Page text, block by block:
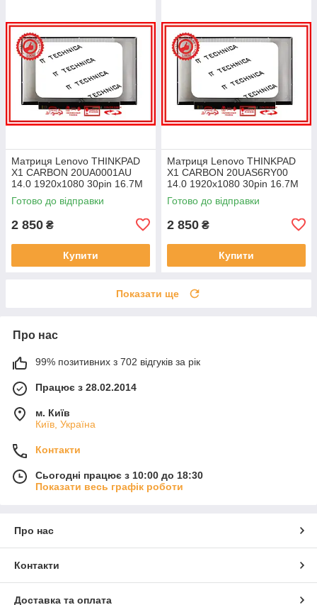
Матриця Lenovo THINKPAD
X1 CARBON 20UA0001AU
14.0 1920x1080 30pin 16.7M
45% NTSC 300 cd/m² для
ноутбука
Готово до відправки
2 850 ₴
Купити
Матриця Lenovo THINKPAD
X1 CARBON 20UAS6RY00
14.0 1920x1080 30pin 16.7M
45% NTSC 300 cd/m² для
ноутбука
Готово до відправки
2 850 ₴
Купити
Показати ще
Про нас
99% позитивних з 702 відгуків за рік
Працює з 28.02.2014
м. Київ
Київ, Україна
Контакти
Сьогодні працює з 10:00 до 18:30
Показати весь графік роботи
Про нас
Контакти
Доставка та оплата